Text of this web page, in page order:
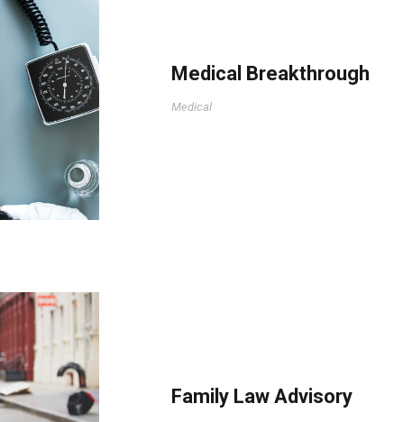
Medical Breakthrough
Medical
Family Law Advisory